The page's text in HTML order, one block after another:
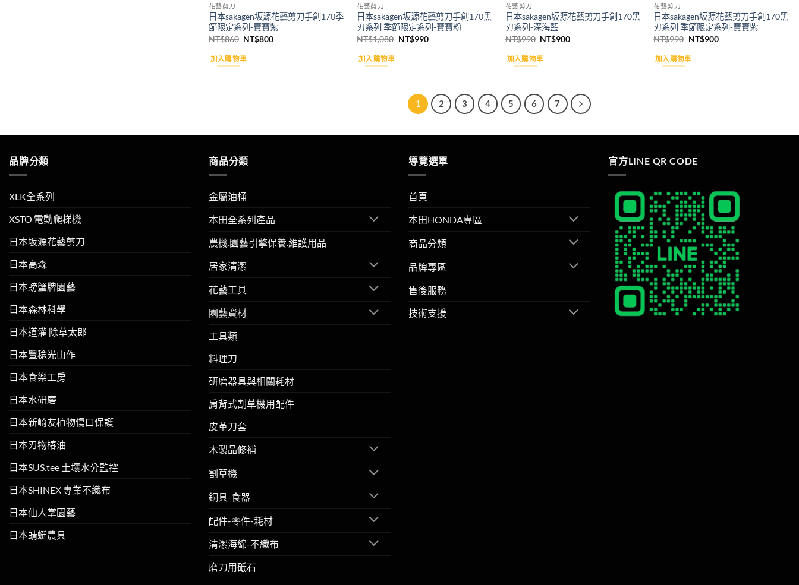
花藝剪刀
日本sakagen坂源花藝剪刀手創170季
節限定系列-寶寶紫
NT$860 原
價
格：
NT$800目
加入購物車
花藝剪刀
日本sakagen坂源花藝剪刀手創170黑
刃系列 季節限定系列-寶寶粉
NT$1,080 原
NT$990目
加入購物車
花藝剪刀
日本sakagen坂源花藝剪刀手創170黑
刃系列-深海藍
NT$990 原
價
格：
NT$900目
加入購物車
花藝剪刀
日本sakagen坂源花藝剪刀手創170黑
刃系列 季節限定系列-寶寶紫
NT$990 原
價
格：
NT$900目
加入購物車
1 2 3 4 5 6 7
品牌分類
XLK全系列
XSTO 電動爬梯機
日本坂源花藝剪刀
日本高森
日本螃蟹牌園藝
日本森林科學
日本道灌 除草太郎
日本豐稔光山作
日本食樂工房
日本水研磨
日本新崎友植物傷口保護
日本刃物椿油
日本SUS.tee 土壤水分監控
日本SHINEX 專業不織布
日本仙人掌園藝
日本蜻蜓農具
商品分類
金屬油桶
本田全系列產品
農機.園藝引擎保養.維護用品
居家清潔
花藝工具
園藝資材
工具類
料理刀
研磨器具與相關耗材
肩背式割草機用配件
皮革刀套
木製品修補
割草機
銅具-食器
配件-零件-耗材
清潔海綿-不織布
磨刀用砥石
導覽選單
首頁
本田HONDA專區
商品分類
品牌專區
售後服務
技術支援
官方LINE QR CODE